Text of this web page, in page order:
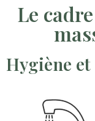
Le
Hygiène